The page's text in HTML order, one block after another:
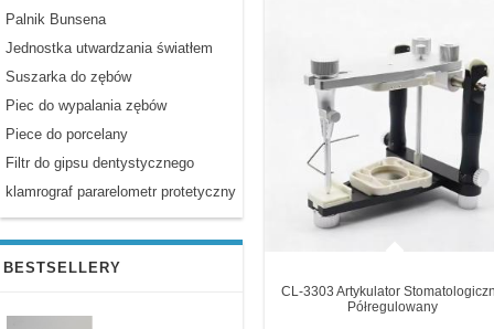
Palnik Bunsena
Jednostka utwardzania światłem
Suszarka do zębów
Piec do wypalania zębów
Piece do porcelany
Filtr do gipsu dentystycznego
klamrograf pararelometr protetyczny
BESTSELLERY
CL-3303 Artykulator
Półregulowany